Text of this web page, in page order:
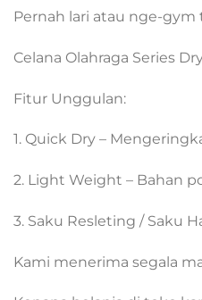
Pernah lari atau nge-gym
Celana Olahraga Series
Fitur Unggulan:
1. Quick Dry –
2. Light Weight – Bahan
3. Saku Resleting / Saku
Kami menerima segala